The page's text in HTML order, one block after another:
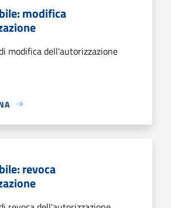
modifica
modifica dell'autorizzazione
revoca